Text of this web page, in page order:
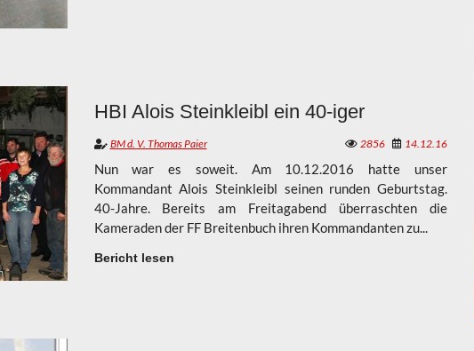
HBI Alois Steinkleibl ein 40-iger
BM d. V. Thomas Paier 2856 14.12.16
Nun war es soweit. Am 10.12.2016 hatte unser
Kommandant Alois Steinkleibl seinen runden Geburtstag.
40-Jahre. Bereits am Freitagabend überraschten die
Kameraden der FF Breitenbuch ihren Kommandanten zu...
Bericht lesen